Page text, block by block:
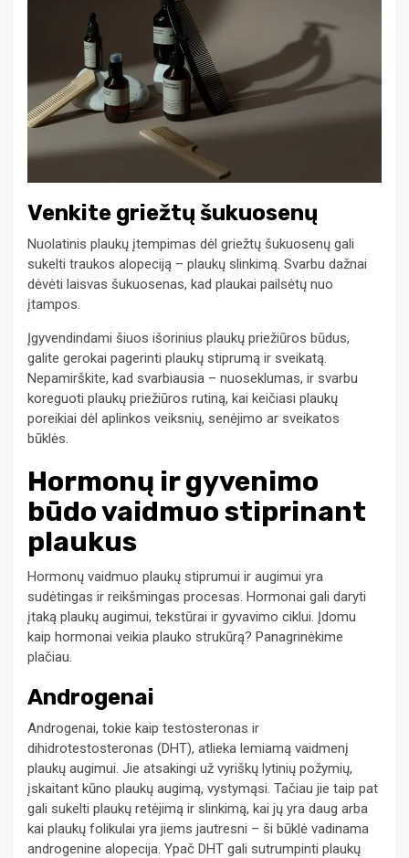
Venkite griežtų šukuosenų
Nuolatinis plaukų įtempimas dėl griežtų šukuosenų gali
sukelti traukos alopeciją – plaukų slinkimą. Svarbu dažnai
dėvėti laisvas šukuosenas, kad plaukai pailsėtų nuo
įtampos.
Įgyvendindami šiuos išorinius plaukų priežiūros būdus,
galite gerokai pagerinti plaukų stiprumą ir sveikatą.
Nepamirškite, kad svarbiausia – nuoseklumas, ir svarbu
koreguoti plaukų priežiūros rutiną, kai keičiasi plaukų
poreikiai dėl aplinkos veiksnių, senėjimo ar sveikatos
būklės.
Hormonų ir gyvenimo
būdo vaidmuo stiprinant
plaukus
Hormonų vaidmuo plaukų stiprumui ir augimui yra
sudėtingas ir reikšmingas procesas. Hormonai gali daryti
įtaką plaukų augimui, tekstūrai ir gyvavimo ciklui. Įdomu
kaip hormonai veikia plauko strukūrą? Panagrinėkime
plačiau.
Androgenai
Androgenai, tokie kaip testosteronas ir
dihidrotestosteronas (DHT), atlieka lemiamą vaidmenį
plaukų augimui. Jie atsakingi už vyriškų lytinių požymių,
įskaitant kūno plaukų augimą, vystymąsi. Tačiau jie taip pat
gali sukelti plaukų retėjimą ir slinkimą, kai jų yra daug arba
kai plaukų folikulai yra jiems jautresni – ši būklė vadinama
androgenine alopecija. Ypač DHT gali sutrumpinti plaukų